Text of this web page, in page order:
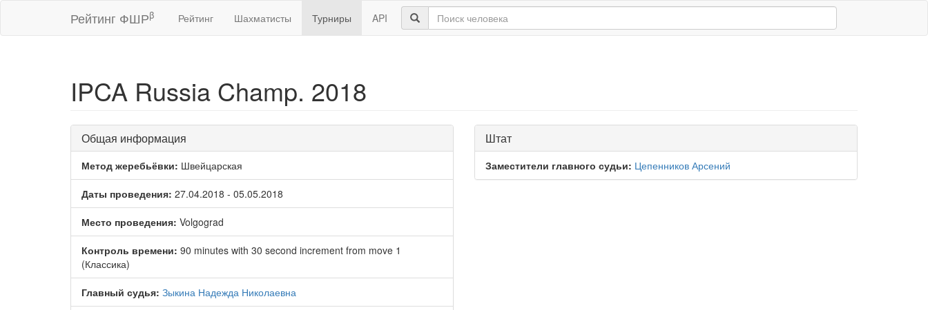
Рейтинг ФШРβ Рейтинг Шахматисты Турниры API
IPCA Russia Champ. 2018
Общая информация
Метод жеребьёвки: Швейцарская
Даты проведения: 27.04.2018 - 05.05.2018
Место проведения: Volgograd
Контроль времени: 90 minutes with 30 second increment from move 1
(Классика)
Главный судья: Зыкина Надежда Николаевна
Штат
Заместители главного судьи: Цепенников Арсений